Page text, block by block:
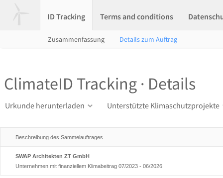
ID Tracking Terms and conditions
Zusammenfassung Details zum Auftrag
ClimateID Tracking · Details
Urkunde herunterladen Unterstützte Klimaschutzprojekte
Beschreibung des Sammelauftrages
SWAP Architekten ZT GmbH
Unternehmen mit finanziellem Klimabeitrag 07/2023 - 06/2026